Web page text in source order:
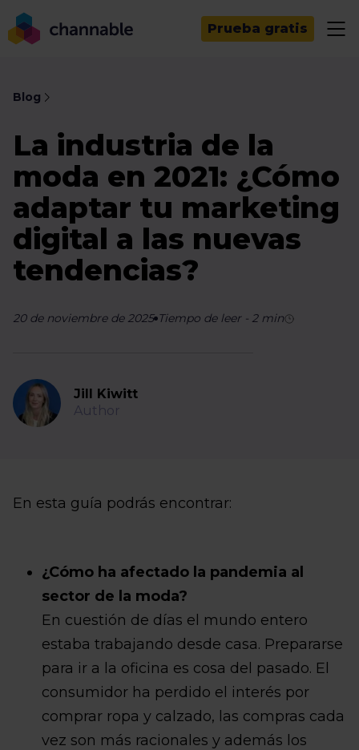
Prueba gratis
Blog
La industria de la
moda en 2021: ¿Cómo
adaptar tu marketing
digital a las nuevas
tendencias?
20 de noviembre de 2025 Tiempo de leer- 2min
Jill Kiwitt
Author
En esta guía podrás encontrar:
¿Cómo ha afectado la pandemia al
sector de la moda?
En cuestión de días el mundo entero
estaba trabajando desde casa. Prepararse
para ir a la oficina es cosa del pasado. El
consumidor ha perdido el interés por
comprar ropa y calzado, las compras cada
vez son más racionales y además los